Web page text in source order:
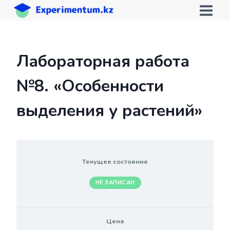
Перейти
Лабораторная работа
№8. «Особенности
выделения у растений»
Текущее состояние
НЕ ЗАПИСАН
Цена